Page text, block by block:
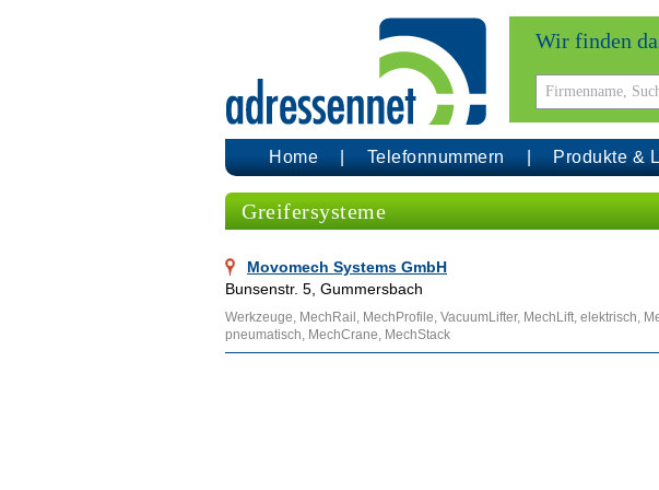
Wir finden
Home Telefonnummern Produkte &
Greifersysteme
Movomech Systems GmbH
Bunsenstr. 5, Gummersbach
Werkzeuge, MechRail, MechProfile, VacuumLifter, MechLift, elektrisch,
pneumatisch, MechCrane, MechStack